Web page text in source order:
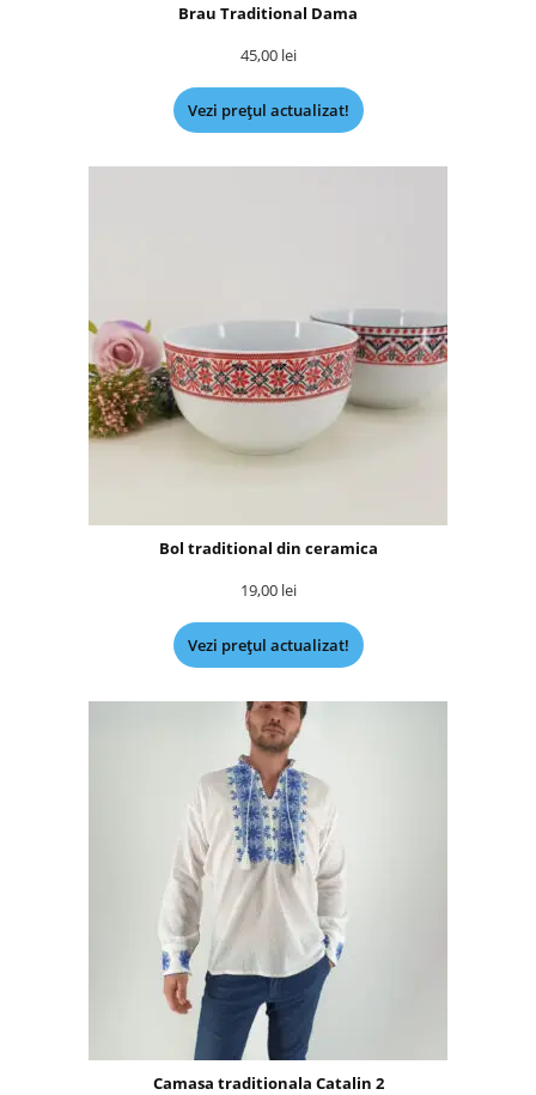
Brau Traditional Dama
45,00 lei
Vezi prețul actualizat!
Bol traditional din ceramica
19,00 lei
Vezi prețul actualizat!
Camasa traditionala Catalin 2